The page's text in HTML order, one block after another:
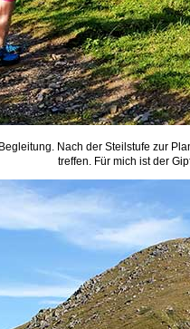
Nach der Steilstufe zur
treffen. Für mich ist der